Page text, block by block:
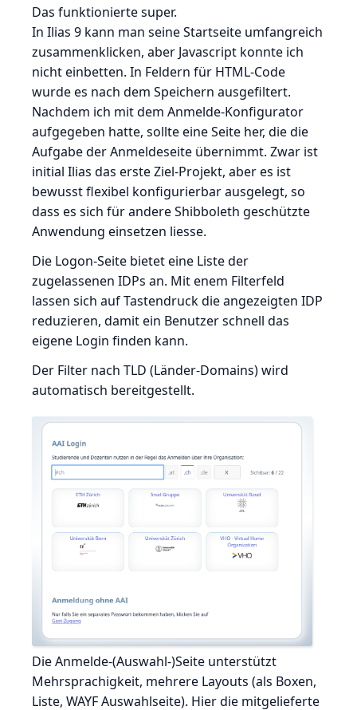
Das funktionierte super.
In Ilias 9 kann man seine Startseite umfangreich
zusammenklicken, aber Javascript konnte ich
nicht einbetten. In Feldern für HTML-Code
wurde es nach dem Speichern ausgefiltert.
Nachdem ich mit dem Anmelde-Konfigurator
aufgegeben hatte, sollte eine Seite her, die die
Aufgabe der Anmeldeseite übernimmt. Zwar ist
initial Ilias das erste Ziel-Projekt, aber es ist
bewusst flexibel konfigurierbar ausgelegt, so
dass es sich für andere Shibboleth geschützte
Anwendung einsetzen liesse.
Die Logon-Seite bietet eine Liste der
zugelassenen IDPs an. Mit enem Filterfeld
lassen sich auf Tastendruck die angezeigten IDP
reduzieren, damit ein Benutzer schnell das
eigene Login finden kann.
Der Filter nach TLD (Länder-Domains) wird
automatisch bereitgestellt.
Die Anmelde-(Auswahl-)Seite unterstützt
Mehrsprachigkeit, mehrere Layouts (als Boxen,
Liste, WAYF Auswahlseite). Hier die mitgelieferte